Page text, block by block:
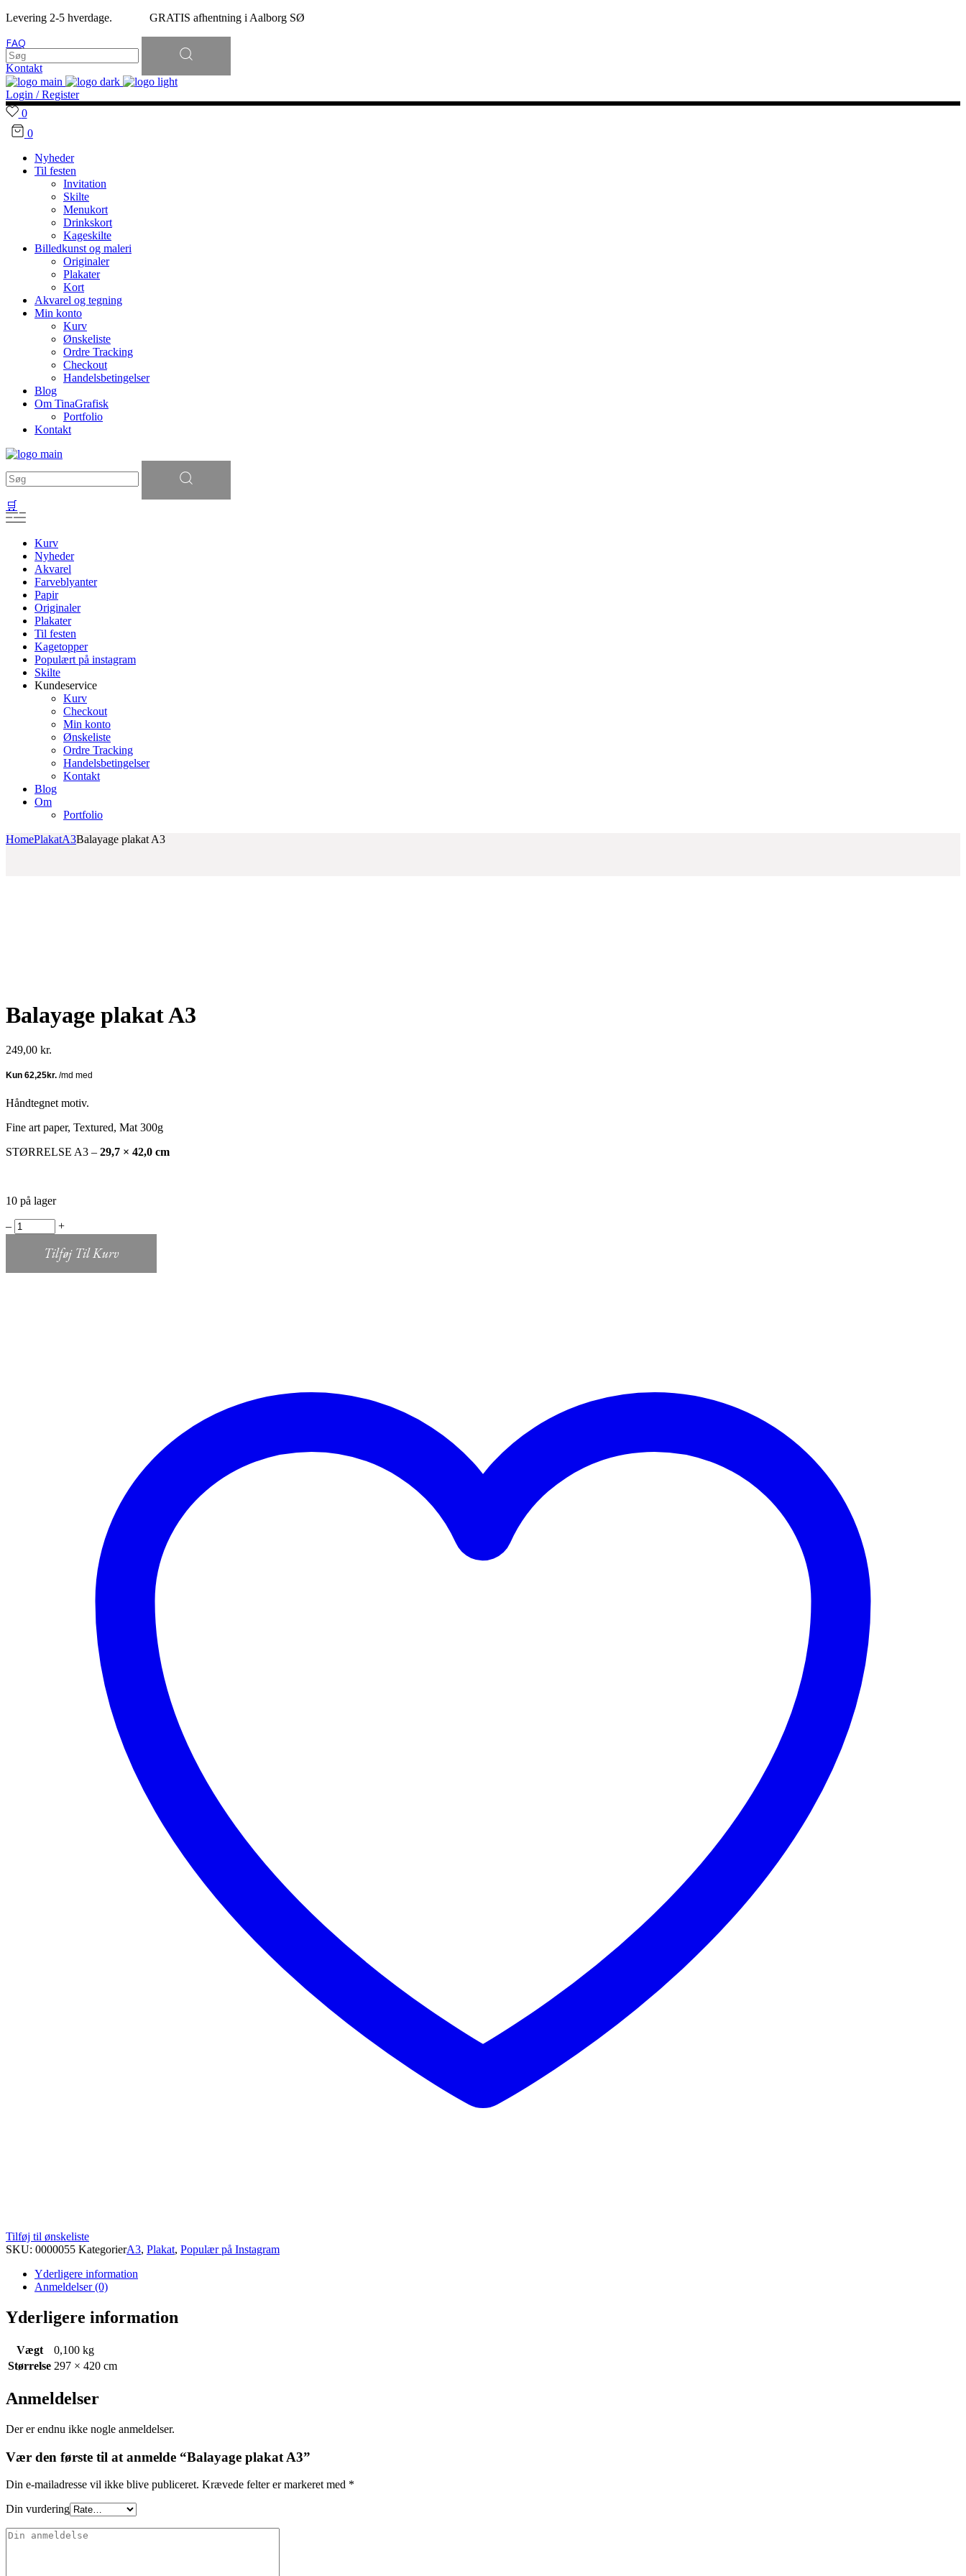
Levering 2-5 hverdage. GRATIS afhentning i Aalborg SØ
FAQ
Kontakt
Søg
efter:
Login / Register
0
0
Nyheder
Til festen
Invitation
Skilte
Menukort
Drinkskort
Kageskilte
Billedkunst og maleri
Originaler
Plakater
Kort
Akvarel og tegning
Min konto
Kurv
Ønskeliste
Ordre Tracking
Checkout
Handelsbetingelser
Blog
Om TinaGrafisk
Portfolio
Kontakt
efter:
🛒
Kurv
Nyheder
Akvarel
Farveblyanter
Papir
Originaler
Plakater
Til festen
Kagetopper
Populært på instagram
Skilte
Kundeservice
Kurv
Checkout
Min konto
Ønskeliste
Ordre Tracking
Handelsbetingelser
Kontakt
Blog
Om
Portfolio
HomePlakatA3Balayage plakat A3
Balayage plakat A3
249,00 kr.
Håndtegnet motiv.
Fine art paper, Textured, Mat 300g
STØRRELSE A3 – 29,7 × 42,0 cm
10 på lager
Balayage
plakat
‒ +
Tilføj Til Kurv
Tilføj til ønskeliste
SKU: 0000055 KategorierA3, Plakat, Populær på Instagram
Yderligere information
Anmeldelser (0)
Yderligere information
Vægt
0,100 kg
Størrelse 297 × 420 cm
Anmeldelser
Der er endnu ikke nogle anmeldelser.
Vær den første til at anmelde “Balayage plakat A3”
Din e-mailadresse vil ikke blive publiceret. Krævede felter er markeret med *
Din vurdering